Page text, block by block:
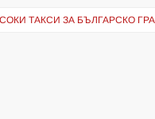
ТАКСИ ЗА БЪЛГАРСКО